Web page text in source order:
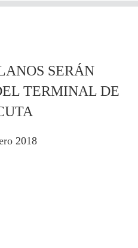
SERÁN
TERMINAL DE
2018